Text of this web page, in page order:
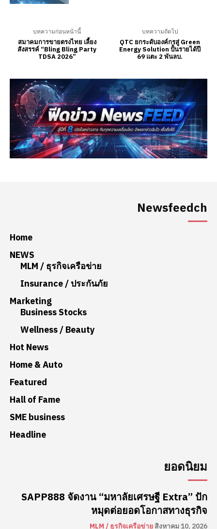
Newsfeedch
Home
NEWS
MLM / ธุรกิจเครือข่าย
Insurance / ประกันภัย
Marketing
Business Stocks
Wellness / Beauty
Hot News
Home & Auto
Featured
Hall of Fame
SME business
Headline
ยอดนิยม
SAPP888 จัดงาน “มหาลัยเศรษฐี Extra” ปัก
หมุดต่อยอดโอกาสทางธุรกิจ
MLM / ธุรกิจเครือข่ายสิงหาคม 10, 2026